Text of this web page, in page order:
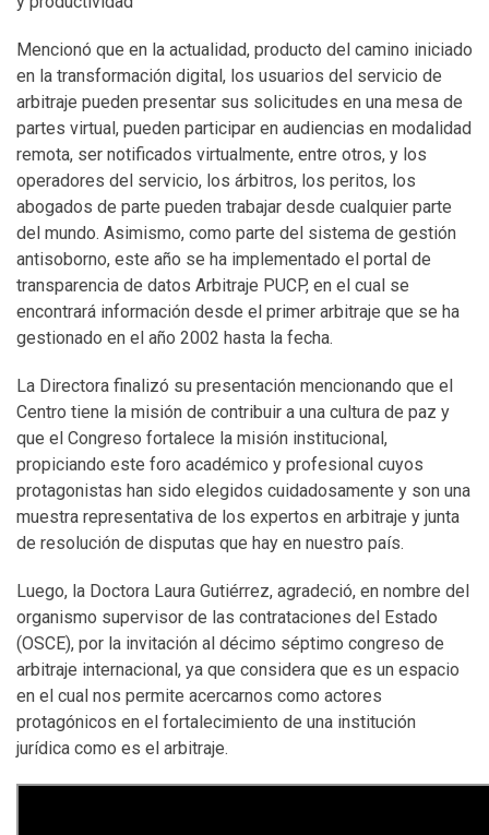
Mencionó que en la actualidad, producto del camino iniciado
en la transformación digital, los usuarios del servicio de
arbitraje pueden presentar sus solicitudes en una mesa de
partes virtual, pueden participar en audiencias en modalidad
remota, ser notificados virtualmente, entre otros, y los
operadores del servicio, los árbitros, los peritos, los
abogados de parte pueden trabajar desde cualquier parte
del mundo. Asimismo, como parte del sistema de gestión
antisoborno, este año se ha implementado el portal de
transparencia de datos Arbitraje PUCP, en el cual se
encontrará información desde el primer arbitraje que se ha
gestionado en el año 2002 hasta la fecha.
La Directora finalizó su presentación mencionando que el
Centro tiene la misión de contribuir a una cultura de paz y
que el Congreso fortalece la misión institucional,
propiciando este foro académico y profesional cuyos
protagonistas han sido elegidos cuidadosamente y son una
muestra representativa de los expertos en arbitraje y junta
de resolución de disputas que hay en nuestro país.
Luego, la Doctora Laura Gutiérrez, agradeció, en nombre del
organismo supervisor de las contrataciones del Estado
(OSCE), por la invitación al décimo séptimo congreso de
arbitraje internacional, ya que considera que es un espacio
en el cual nos permite acercarnos como actores
protagónicos en el fortalecimiento de una institución
jurídica como es el arbitraje.